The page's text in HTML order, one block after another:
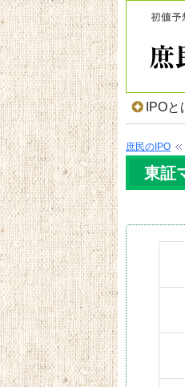
IPOと
庶民のIPO
東証